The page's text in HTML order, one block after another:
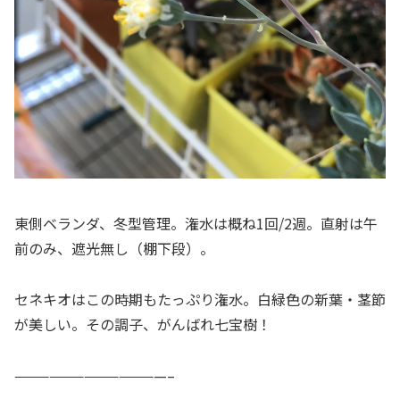
東側ベランダ、冬型管理。潅水は概ね1回/2週。直射は午
前のみ、遮光無し（棚下段）。
セネキオはこの時期もたっぷり潅水。白緑色の新葉・茎節
が美しい。その調子、がんばれ七宝樹！
—————————————–